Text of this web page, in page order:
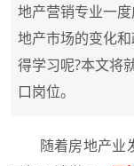
地产营销专业一
地产市场的变化
得学习呢?本文将
口岗位。
随着房地产业发